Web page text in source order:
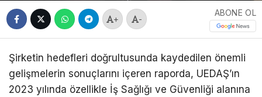
+ -
ABONE OL
Şirketin hedefleri doğrultusunda kaydedilen önemli
gelişmelerin sonuçlarını içeren raporda, UEDAŞ’ın
2023 yılında özellikle İş Sağlığı ve Güvenliği alanına